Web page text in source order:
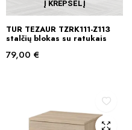
Į KREPŠELĮ
TUR TEZAUR TZRK111-Z113
stalčių blokas su ratukais
79,00 €